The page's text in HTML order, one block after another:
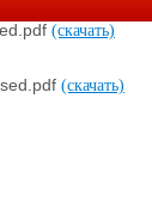
(скачать)
(скачать)